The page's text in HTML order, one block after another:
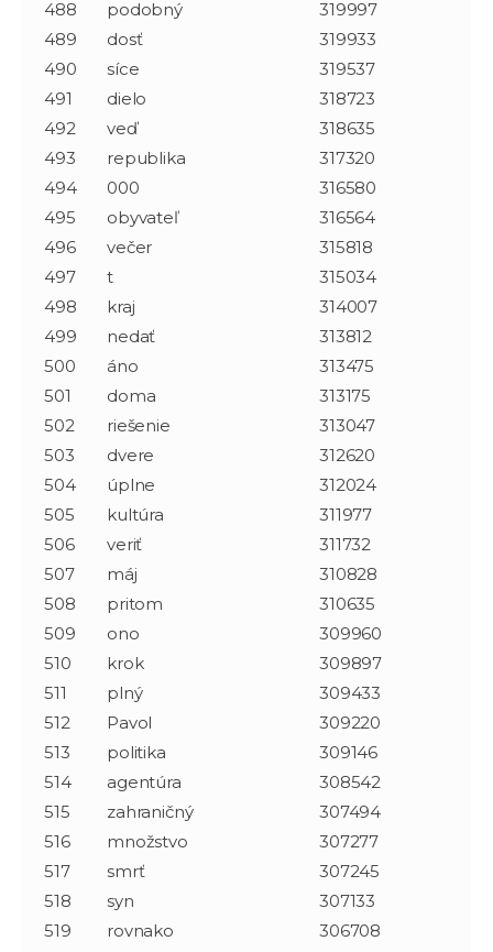
488
podobný
319997
489
dosť
319933
490
síce
319537
491
dielo
318723
492
veď
318635
493
republika
317320
494
000
316580
495
obyvateľ
316564
496
večer
315818
497
t
315034
498
kraj
314007
499
nedať
313812
500
áno
313475
501
doma
313175
502
riešenie
313047
503
dvere
312620
504
úplne
312024
505
kultúra
311977
506
veriť
311732
507
máj
310828
508
pritom
310635
509
ono
309960
510
krok
309897
511
plný
309433
512
Pavol
309220
513
politika
309146
514
agentúra
308542
515
zahraničný
307494
516
množstvo
307277
517
smrť
307245
518
syn
307133
519
rovnako
306708